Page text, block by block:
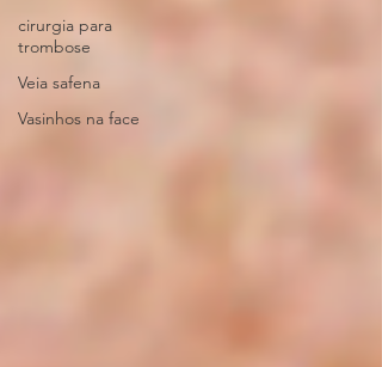
cirurgia para
trombose
Veia safena
Vasinhos na face